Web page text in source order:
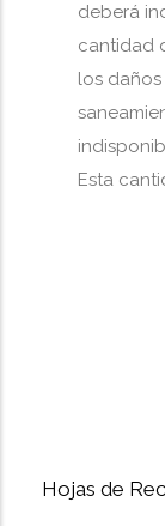
deberá
cantidad
los
Esta
Hojas de